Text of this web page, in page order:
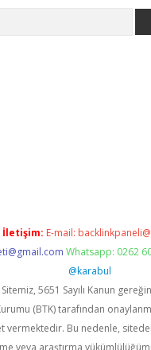
İletişim: E-mail:
Whatsapp: 0262
@karabul
Sitemiz, 5651 Sayılı Kanun
(BTK) tarafından
vermektedir. Bu nedenle,
veya araştırma